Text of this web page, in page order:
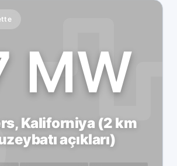
MW
Kaliforniya (2 km
açıkları)